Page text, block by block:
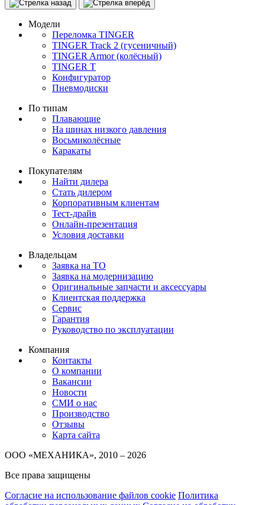
Модели
Переломка TINGER
TINGER Track 2 (гусеничный)
TINGER Armor (колёсный)
TINGER T
Конфигуратор
Пневмодиски
По типам
Плавающие
На шинах низкого давления
Восьмиколёсные
Каракаты
Покупателям
Найти дилера
Стать дилером
Корпоративным клиентам
Тест-драйв
Онлайн-презентация
Условия доставки
Владельцам
Заявка на ТО
Заявка на модернизацию
Оригинальные запчасти и аксессуары
Клиентская поддержка
Сервис
Гарантия
Руководство по эксплуатации
Компания
Контакты
О компании
Вакансии
Новости
СМИ о нас
Производство
Отзывы
Карта сайта
ООО «МЕХАНИКА», 2010 – 2026
Все права защищены
Согласие на использование файлов cookie Политика